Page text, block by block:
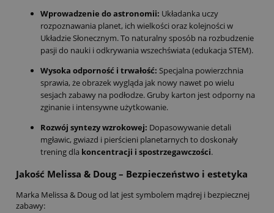
Wprowadzenie do astronomii: Układanka uczy
rozpoznawania planet, ich wielkości oraz kolejności w
Układzie Słonecznym. To naturalny sposób na rozbudzenie
pasji do nauki i odkrywania wszechświata (edukacja STEM).
Wysoka odporność i trwałość: Specjalna powierzchnia
sprawia, że obrazek wygląda jak nowy nawet po wielu
sesjach zabawy na podłodze. Gruby karton jest odporny na
zginanie i intensywne użytkowanie.
Rozwój syntezy wzrokowej: Dopasowywanie detali
mgławic, gwiazd i pierścieni planetarnych to doskonały
trening dla koncentracji i spostrzegawczości.
Jakość Melissa & Doug – Bezpieczeństwo i estetyka
Marka Melissa & Doug od lat jest symbolem mądrej i bezpiecznej
zabawy: